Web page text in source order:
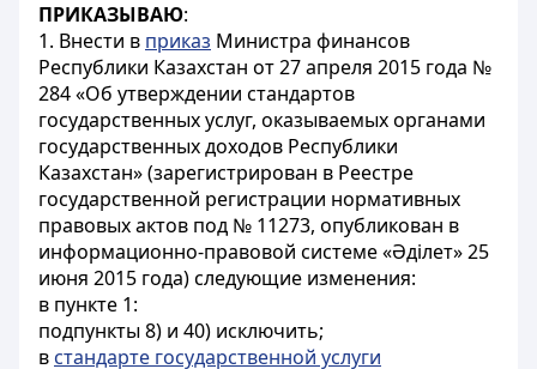
ПРИКАЗЫВАЮ:
1. Внести в приказ Министра финансов
Республики Казахстан от 27 апреля 2015 года №
284 «Об утверждении стандартов
государственных услуг, оказываемых органами
государственных доходов Республики
Казахстан» (зарегистрирован в Реестре
государственной регистрации нормативных
правовых актов под № 11273, опубликован в
информационно-правовой системе «Әділет» 25
июня 2015 года) следующие изменения:
в пункте 1:
подпункты 8) и 40) исключить;
в стандарте государственной услуги